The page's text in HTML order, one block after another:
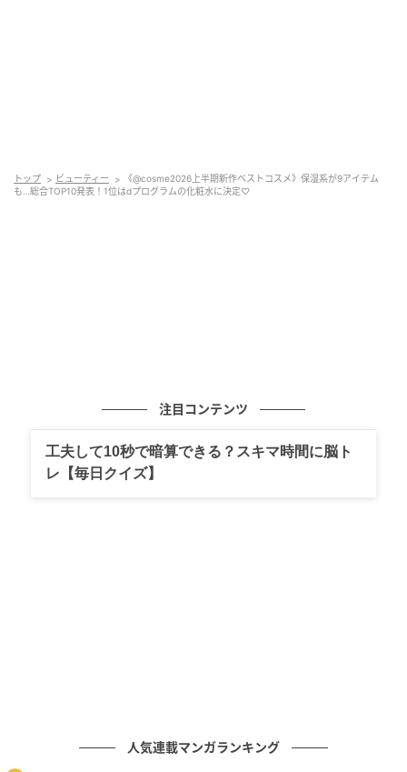
出典:beautyまとめ
高のなか実施された125ml・3,740円から3,300円への
ミングで価格を下げてくれたことには感謝しかありま
せん」「テクスチャーや効能は変わらないのに、価格
トップ ビューティー
《@cosme2026上半期新作ベストコスメ》保湿系が9アイテム
も…総合TOP10発表！1位はdプログラムの化粧水に決定♡
注目コンテンツ
工夫して10秒で暗算できる？スキマ時間に脳ト
レ【毎日クイズ】
人気連載マンガランキング